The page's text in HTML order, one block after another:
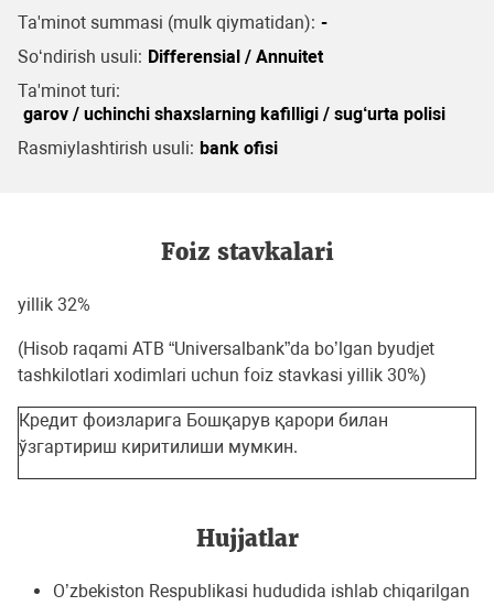
Ta'minot summasi (mulk qiymatidan): -
So‘ndirish usuli: Differensial / Annuitet
Ta'minot turi:
garov / uchinchi shaxslarning kafilligi / sug‘urta polisi
Rasmiylashtirish usuli: bank ofisi
Foiz stavkalari
yillik 32%
(Hisob raqami ATB “Universalbank”da bo’lgan byudjet
tashkilotlari xodimlari uchun foiz stavkasi yillik 30%)
Кредит фоизларига Бошқарув қарори билан
ўзгартириш киритилиши мумкин.
Hujjatlar
O’zbekiston Respublikasi hududida ishlab chiqarilgan